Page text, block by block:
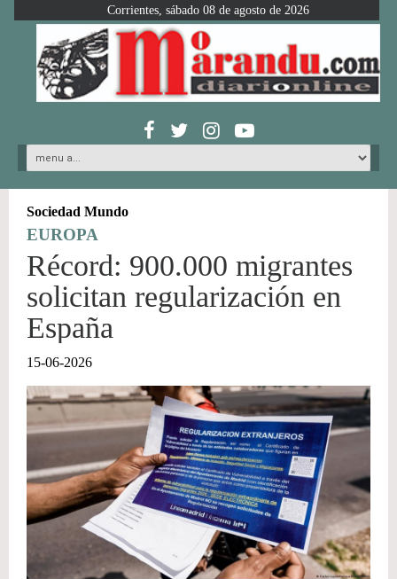
Corrientes, sábado 08 de agosto de 2026
Sociedad Mundo
EUROPA
Récord: 900.000 migrantes
solicitan regularización en
España
15-06-2026